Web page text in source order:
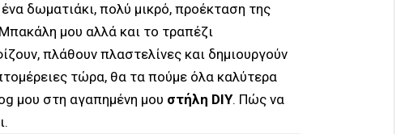
δωματιάκι, πολύ μικρό, προέκταση της
μου αλλά και το τραπέζι
πλάθουν πλαστελίνες και δημιουργούν
τώρα, θα τα πούμε όλα καλύτερα
μου στη αγαπημένη μου στήλη DIY. Πώς να